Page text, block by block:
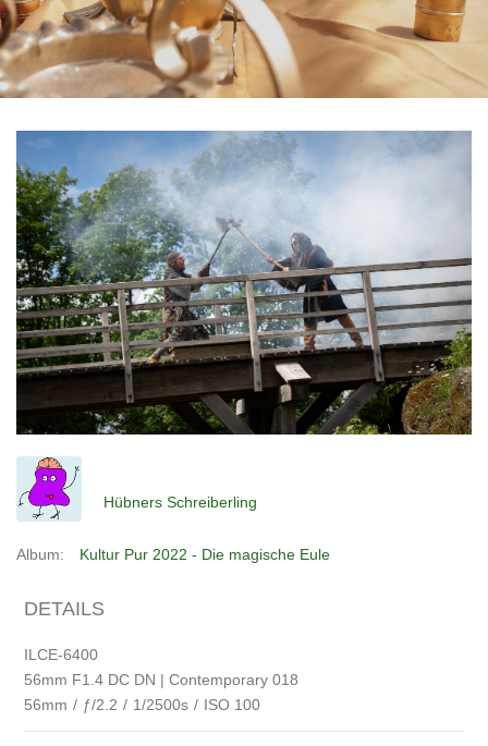
C
H
L
T
Hübners Schreiberling
Album: Kultur Pur 2022 - Die magische Eule
DETAILS
ILCE-6400
56mm F1.4 DC DN | Contemporary 018
56mm / ƒ/2.2 / 1/2500s / ISO 100